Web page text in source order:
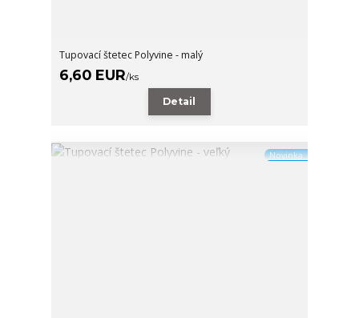
Tupovací štetec Polyvine - malý
6,60 EUR/ks
Detail
Novinka